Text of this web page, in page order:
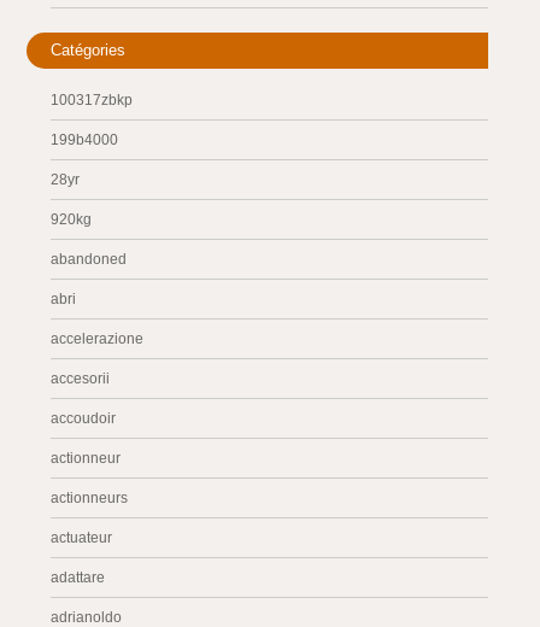
Catégories
100317zbkp
199b4000
28yr
920kg
abandoned
abri
accelerazione
accesorii
accoudoir
actionneur
actionneurs
actuateur
adattare
adrianoldo